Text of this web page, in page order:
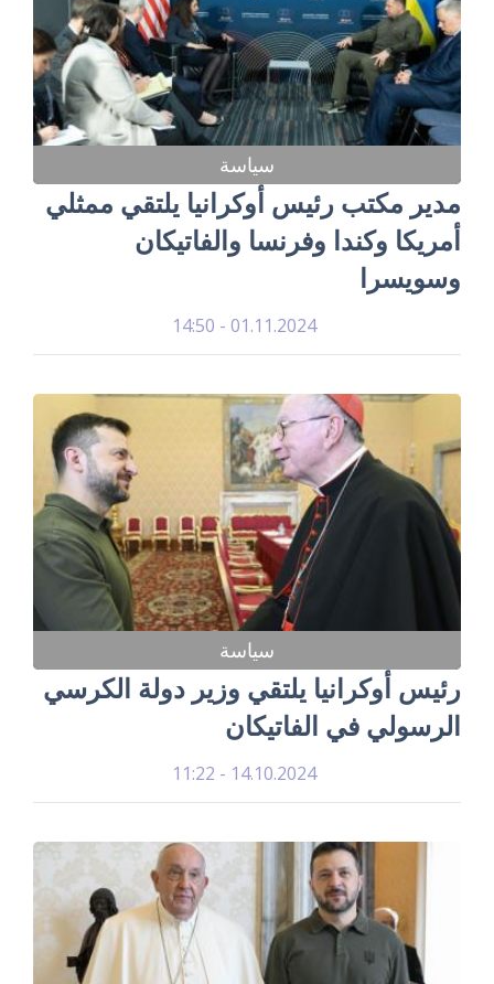
سياسة
مدير مكتب رئيس أوكرانيا يلتقي ممثلي
أمريكا وكندا وفرنسا والفاتيكان
وسويسرا
01.11.2024 - 14:50
سياسة
رئيس أوكرانيا يلتقي وزير دولة الكرسي
الرسولي في الفاتيكان
14.10.2024 - 11:22